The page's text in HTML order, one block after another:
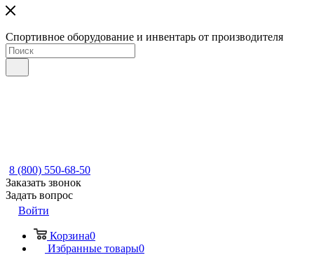
Спортивное оборудование и инвентарь от производителя
8 (800) 550-68-50
Заказать звонок
Задать вопрос
Войти
Корзина0
Избранные товары0